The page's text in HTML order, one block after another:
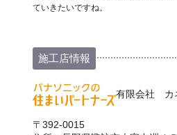
ていきたいですね。
施工店情報
有限会社 カ
〒392-0015